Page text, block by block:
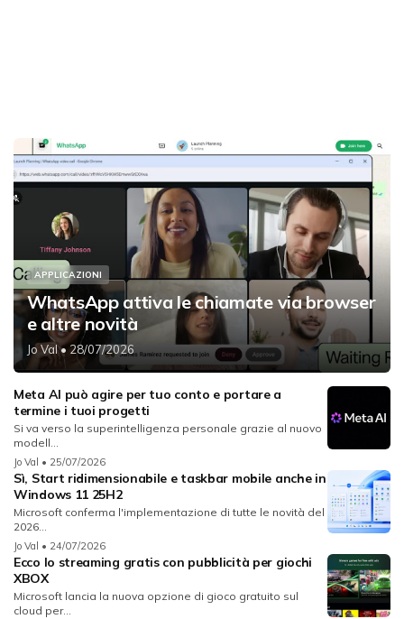
APPLICAZIONI
WhatsApp attiva le chiamate via browser
e altre novità
Jo Val• 28/07/2026
Meta AI può agire per tuo conto e portare a
termine i tuoi progetti
Si va verso la superintelligenza personale grazie al nuovo
modell...
Jo Val • 25/07/2026
Sì, Start ridimensionabile e taskbar mobile anche in
Windows 11 25H2
Microsoft conferma l'implementazione di tutte le novità del
2026...
Jo Val • 24/07/2026
Ecco lo streaming gratis con pubblicità per giochi
XBOX
Microsoft lancia la nuova opzione di gioco gratuito sul
cloud per...